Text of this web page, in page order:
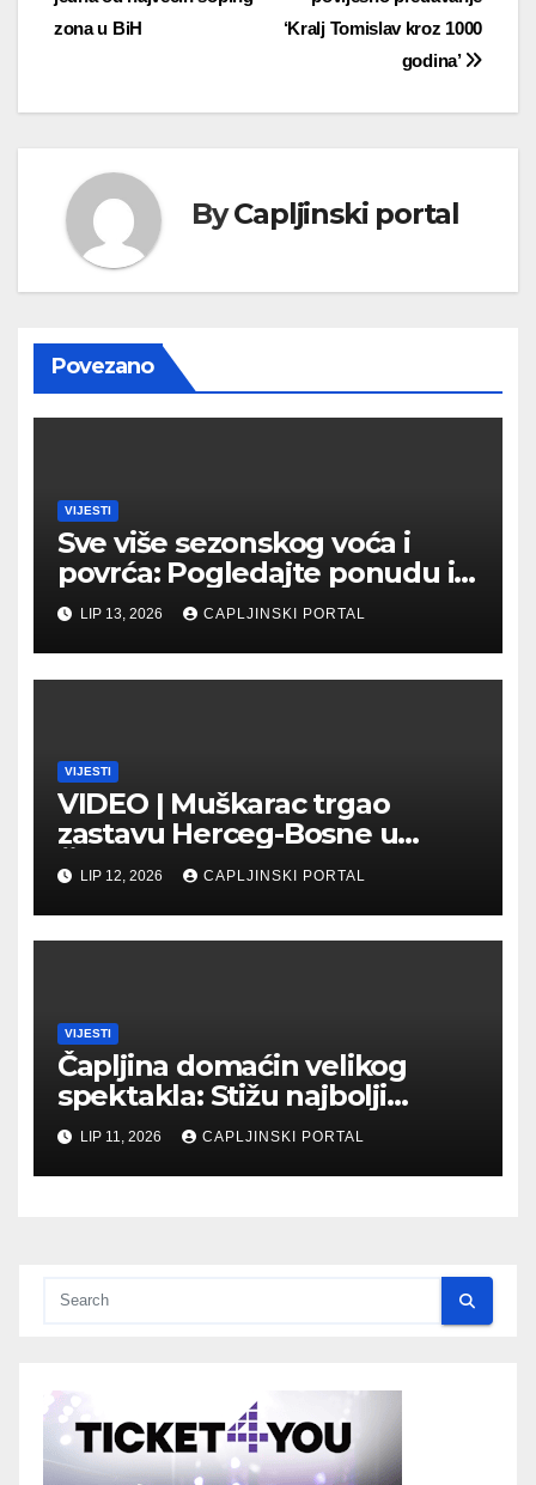
objava
‘Kralj Tomislav kroz 1000
godina’
zona u BiH
ByCapljinski portal
Povezano
VIJESTI
Sve više sezonskog voća i
povrća: Pogledajte ponudu i
cijene na čapljinskoj
Veletržnici
LIP 13, 2026 CAPLJINSKI PORTAL
VIJESTI
VIDEO | Muškarac trgao
zastavu Herceg-Bosne u
Čapljini: Traži se hitno
uhićenje
LIP 12, 2026 CAPLJINSKI PORTAL
VIJESTI
Čapljina domaćin velikog
spektakla: Stižu najbolji
biciklisti Balkana
LIP 11, 2026 CAPLJINSKI PORTAL